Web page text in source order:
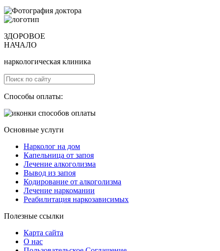
ЗДОРОВОЕ
НАЧАЛО
наркологическая клиника
Способы оплаты:
Основные услуги
Нарколог на дом
Капельница от запоя
Лечение алкоголизма
Вывод из запоя
Кодирование от алкоголизма
Лечение наркомании
Реабилитация наркозависимых
Полезные ссылки
Карта сайта
О нас